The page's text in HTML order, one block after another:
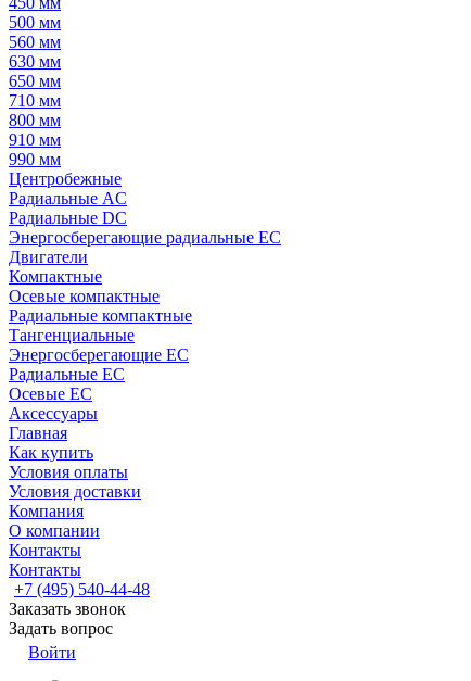
500 мм
560 мм
630 мм
650 мм
710 мм
800 мм
910 мм
990 мм
Центробежные
Радиальные AC
Радиальные DC
Энергосберегающие радиальные EC
Двигатели
Компактные
Осевые компактные
Радиальные компактные
Тангенциальные
Энергосберегающие EC
Радиальные EC
Осевые EC
Аксессуары
Главная
Как купить
Условия оплаты
Условия доставки
Компания
О компании
Контакты
Контакты
+7 (495) 540-44-48
Заказать звонок
Задать вопрос
Войти